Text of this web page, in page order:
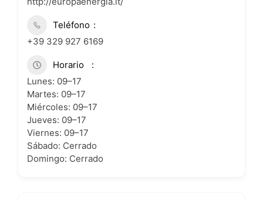
Teléfono
+39 329 927 6169
Horario
Lunes: 09–17
Martes: 09–17
Miércoles: 09–17
Jueves: 09–17
Viernes: 09–17
Sábado: Cerrado
Domingo: Cerrado